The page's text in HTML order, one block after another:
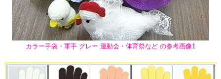
カラー手袋・軍手 グレー 運動会・体育祭など の参考画像1